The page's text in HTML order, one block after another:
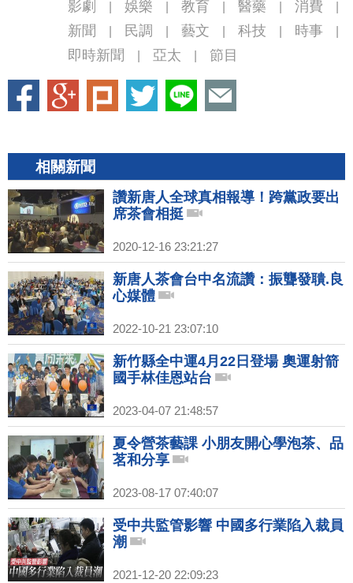
影劇 娛樂 教育 醫藥 消費
新聞 民調 藝文 科技 時事
即時新聞 亞太 節目
相關新聞
讚新唐人全球真相報導！跨黨政要出
席茶會相挺
2020-12-16 23:21:27
新唐人茶會台中名流讚：振聾發聵.良
心媒體
2022-10-21 23:07:10
新竹縣全中運4月22日登場 奧運射箭
國手林佳恩站台
2023-04-07 21:48:57
夏令營茶藝課 小朋友開心學泡茶、品
茗和分享
2023-08-17 07:40:07
受中共監管影響 中國多行業陷入裁員
潮
2021-12-20 22:09:23